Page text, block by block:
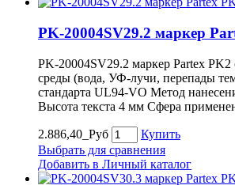
PK-20004SV29.2 маркер
PK-20004SV29.2 маркер Partex
среды (вода, УФ-лучи, перепады
стандарта UL94-VO Метод
Высота текста 4 мм Сфера
2.886,40_Руб
Купить
Выбрать для сравнения
Добавить в Личный каталог